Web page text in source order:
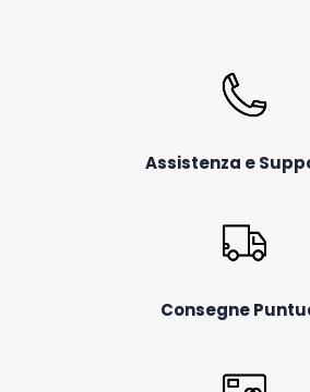
Assistenza e
Consegne